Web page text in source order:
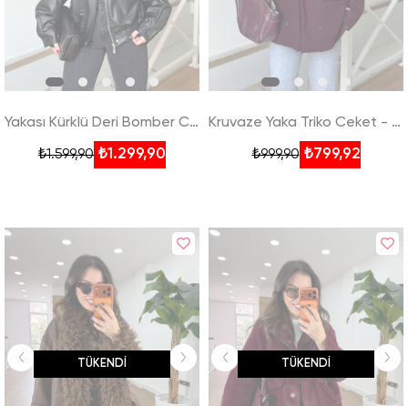
Yakası Kürklü Deri Bomber Ceket - Siyah
₺1.299,90
₺1.599,90
Kruvaze Yaka Triko Ceket - Bordo
₺799,92
₺999,90
TÜKENDI TÜKENDI